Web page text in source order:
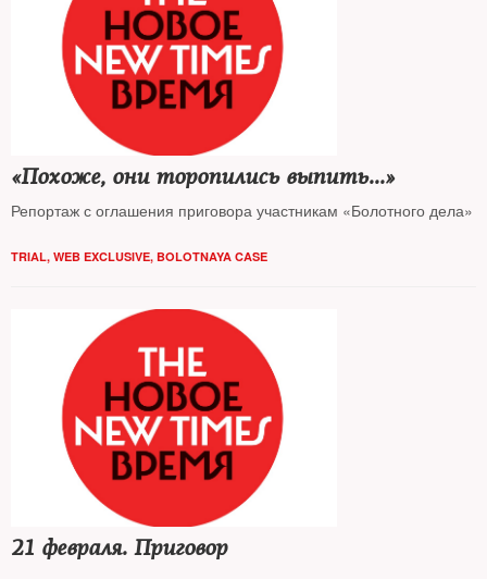
«Похоже, они торопились выпить...»
Репортаж с оглашения приговора участникам «Болотного дела»
TRIAL, WEB EXCLUSIVE, BOLOTNAYA CASE
21 февраля. Приговор